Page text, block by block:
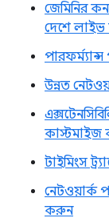
জেমিনির
দেশে লাইভ
উন্নত
টাইমিংস
নেটওয়ার্ক
করুন